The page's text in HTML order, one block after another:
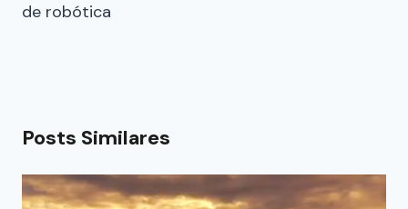
de robótica
Posts Similares